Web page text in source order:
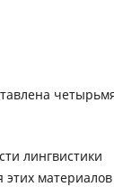
лингвистики
этих материалов